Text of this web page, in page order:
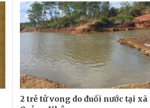
2 trẻ tử vong do đuối nước tại xã